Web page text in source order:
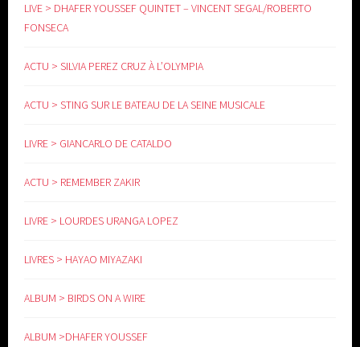
LIVE > DHAFER YOUSSEF QUINTET – VINCENT SEGAL/ROBERTO
FONSECA
ACTU > SILVIA PEREZ CRUZ À L’OLYMPIA
ACTU > STING SUR LE BATEAU DE LA SEINE MUSICALE
LIVRE > GIANCARLO DE CATALDO
ACTU > REMEMBER ZAKIR
LIVRE > LOURDES URANGA LOPEZ
LIVRES > HAYAO MIYAZAKI
ALBUM > BIRDS ON A WIRE
ALBUM >DHAFER YOUSSEF